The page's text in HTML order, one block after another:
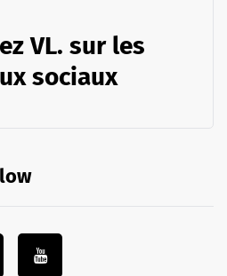
VL. sur les
sociaux